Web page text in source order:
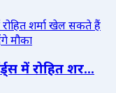
में रोहित शर...